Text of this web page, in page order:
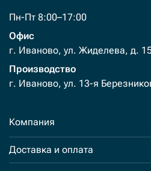
Пн-Пт 8:00–17:00
Офис
г. Иваново, ул. Жиделева, д.
Производство
г. Иваново, ул. 13-я
Компания
Доставка и оплата